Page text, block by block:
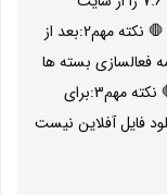
نگارخودرو دانلود کنید. 🛑 نکته مهم2:بعد از
فعالسازی بسته ها
را بزنید تا بسته ها دوباره برای شما فعال شود. 🛑 نکته مهم3:برای
بالا نیاز به دانلود فایل آفلاین نیست